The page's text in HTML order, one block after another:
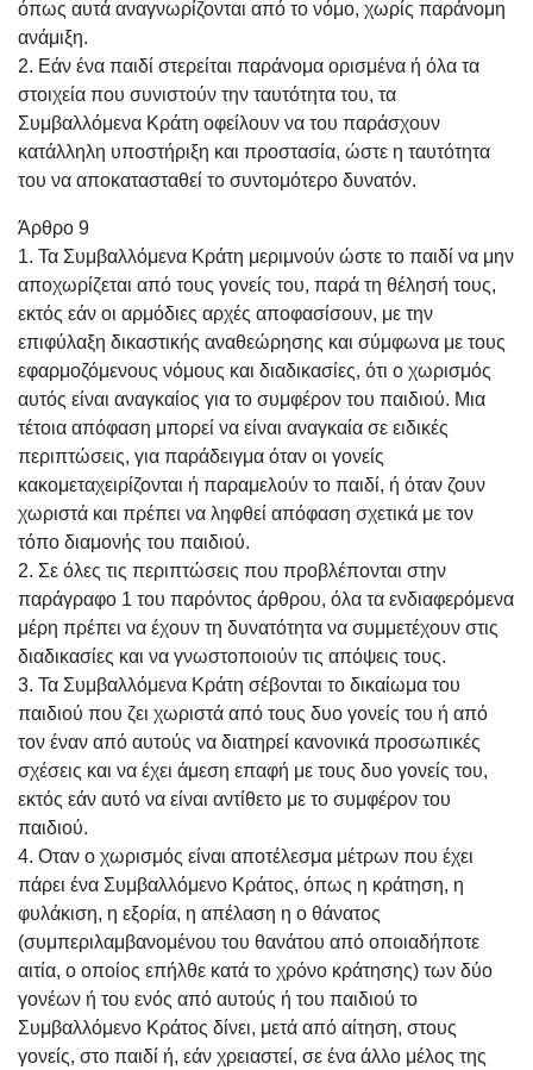
όπως αυτά αναγνωρίζονται από το νόμο, χωρίς παράνομη
ανάμιξη.
2. Εάν ένα παιδί στερείται παράνομα ορισμένα ή όλα τα
στοιχεία που συνιστούν την ταυτότητα του, τα
Συμβαλλόμενα Κράτη οφείλουν να του παράσχουν
κατάλληλη υποστήριξη και προστασία, ώστε η ταυτότητα
του να αποκατασταθεί το συντομότερο δυνατόν.
Άρθρο 9
1. Τα Συμβαλλόμενα Κράτη μεριμνούν ώστε το παιδί να μην
αποχωρίζεται από τους γονείς του, παρά τη θέλησή τους,
εκτός εάν οι αρμόδιες αρχές αποφασίσουν, με την
επιφύλαξη δικαστικής αναθεώρησης και σύμφωνα με τους
εφαρμοζόμενους νόμους και διαδικασίες, ότι ο χωρισμός
αυτός είναι αναγκαίος για το συμφέρον του παιδιού. Μια
τέτοια απόφαση μπορεί να είναι αναγκαία σε ειδικές
περιπτώσεις, για παράδειγμα όταν οι γονείς
κακομεταχειρίζονται ή παραμελούν το παιδί, ή όταν ζουν
χωριστά και πρέπει να ληφθεί απόφαση σχετικά με τον
τόπο διαμονής του παιδιού.
2. Σε όλες τις περιπτώσεις που προβλέπονται στην
παράγραφο 1 του παρόντος άρθρου, όλα τα ενδιαφερόμενα
μέρη πρέπει να έχουν τη δυνατότητα να συμμετέχουν στις
διαδικασίες και να γνωστοποιούν τις απόψεις τους.
3. Τα Συμβαλλόμενα Κράτη σέβονται το δικαίωμα του
παιδιού που ζει χωριστά από τους δυο γονείς του ή από
τον έναν από αυτούς να διατηρεί κανονικά προσωπικές
σχέσεις και να έχει άμεση επαφή με τους δυο γονείς του,
εκτός εάν αυτό να είναι αντίθετο με το συμφέρον του
παιδιού.
4. Οταν ο χωρισμός είναι αποτέλεσμα μέτρων που έχει
πάρει ένα Συμβαλλόμενο Κράτος, όπως η κράτηση, η
φυλάκιση, η εξορία, η απέλαση η ο θάνατος
(συμπεριλαμβανομένου του θανάτου από οποιαδήποτε
αιτία, ο οποίος επήλθε κατά το χρόνο κράτησης) των δύο
γονέων ή του ενός από αυτούς ή του παιδιού το
Συμβαλλόμενο Κράτος δίνει, μετά από αίτηση, στους
γονείς, στο παιδί ή, εάν χρειαστεί, σε ένα άλλο μέλος της